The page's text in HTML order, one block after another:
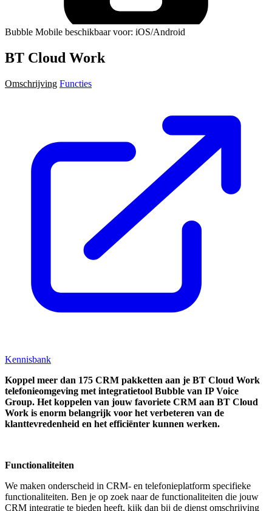
Bubble Mobile beschikbaar voor: iOS/Android
BT Cloud Work
Omschrijving Functies
Kennisbank
Koppel meer dan 175 CRM pakketten aan je BT Cloud Work
telefonieomgeving met integratietool Bubble van IP Voice
Group. Het koppelen van jouw favoriete CRM aan BT Cloud
Work is enorm belangrijk voor het verbeteren van de
klanttevredenheid en het efficiënter kunnen werken.
Functionaliteiten
We maken onderscheid in CRM- en telefonieplatform specifieke
functionaliteiten. Ben je op zoek naar de functionaliteiten die jouw
CRM integratie te bieden heeft, kijk dan bij de dienst omschrijving